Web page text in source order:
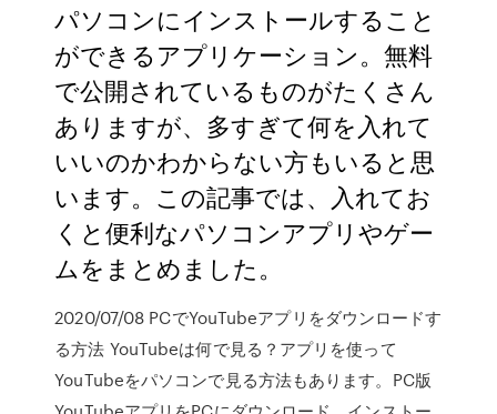
パソコンにインストールすること
ができるアプリケーション。無料
で公開されているものがたくさん
ありますが、多すぎて何を入れて
いいのかわからない方もいると思
います。この記事では、入れてお
くと便利なパソコンアプリやゲー
ムをまとめました。
2020/07/08 PCでYouTubeアプリをダウンロードす
る方法 YouTubeは何で見る？アプリを使って
YouTubeをパソコンで見る方法もあります。PC版